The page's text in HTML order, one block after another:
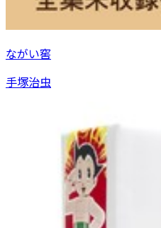
ながい窖
手塚治虫